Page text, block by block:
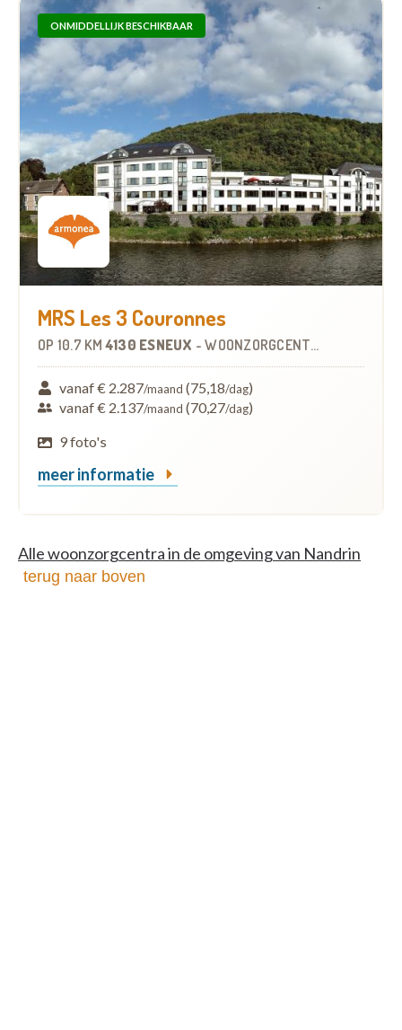
ONMIDDELLIJK BESCHIKBAAR
MRS Les 3 Couronnes
OP 10.7 KM 4130 ESNEUX -WOONZORGCENTRUM (WZC)
vanaf € 2.287/maand (75,18/dag)
vanaf € 2.137/maand (70,27/dag)
9 foto's
meer informatie
Alle woonzorgcentra in de omgeving van Nandrin
terug naar boven